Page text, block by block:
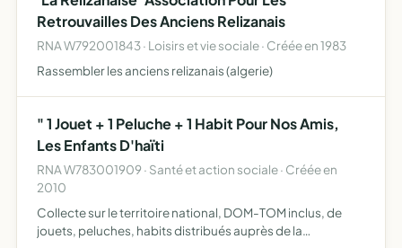
Retrouvailles Des Anciens Relizanais
RNA W792001843 · Loisirs et vie sociale · Créée en 1983
Rassembler les anciens relizanais (algerie)
" 1 Jouet + 1 Peluche + 1 Habit Pour Nos Amis,
Les Enfants D'haïti
RNA W783001909 · Santé et action sociale · Créée en
2010
Collecte sur le territoire national, DOM-TOM inclus, de
jouets, peluches, habits distribués auprès de la